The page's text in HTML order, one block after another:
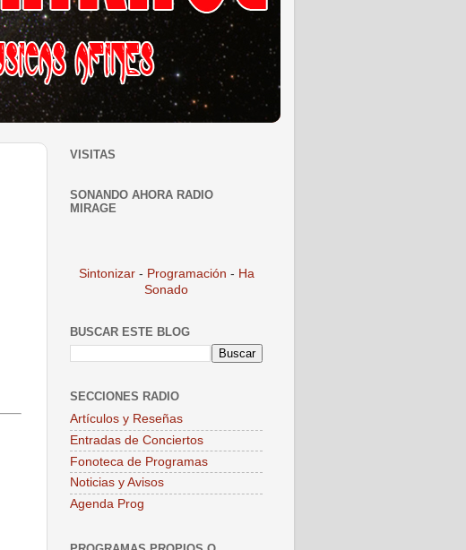
VISITAS
SONANDO AHORA RADIO
MIRAGE
Sintonizar - Programación - Ha
Sonado
BUSCAR ESTE BLOG
SECCIONES RADIO
Artículos y Reseñas
Entradas de Conciertos
Fonoteca de Programas
Noticias y Avisos
Agenda Prog